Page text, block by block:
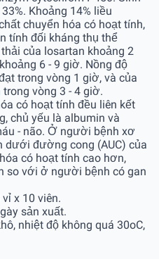
Khoảng 14% liều
chuyển hóa có hoạt tính,
tính đối kháng thụ thể
của losartan khoảng 2
6 - 9 giờ. Nồng độ
trong vòng 1 giờ, và của
vòng 3 - 4 giờ.
có hoạt tính đều liên kết
chủ yếu là albumin và
- não. Ở người bệnh xơ
dưới đường cong (AUC) của
có hoạt tính cao hơn,
so với ở người bệnh có gan
vỉ x 10 viên.
sản xuất.
nhiệt độ không quá 30oC,